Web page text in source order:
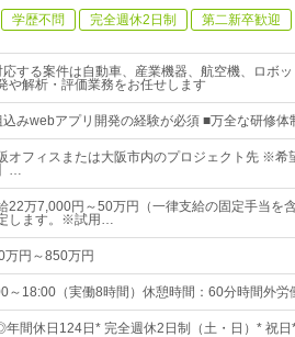
学歴不問 完全週休2日制 第二新卒歓迎
応する案件は自動車、産業機器、航空機、ロボ
や解析・評価業務をお任せします
込みwebアプリ開発の経験が必須 ■万全な研修
オフィスまたは大阪市内のプロジェクト先 ※希
…
22万7,000円～50万円（一律支給の固定手当を
します。※試用…
万円～850万円
～18:00（実働8時間）休憩時間：60分時間外
間休日124日* 完全週休2日制（土・日）* 祝